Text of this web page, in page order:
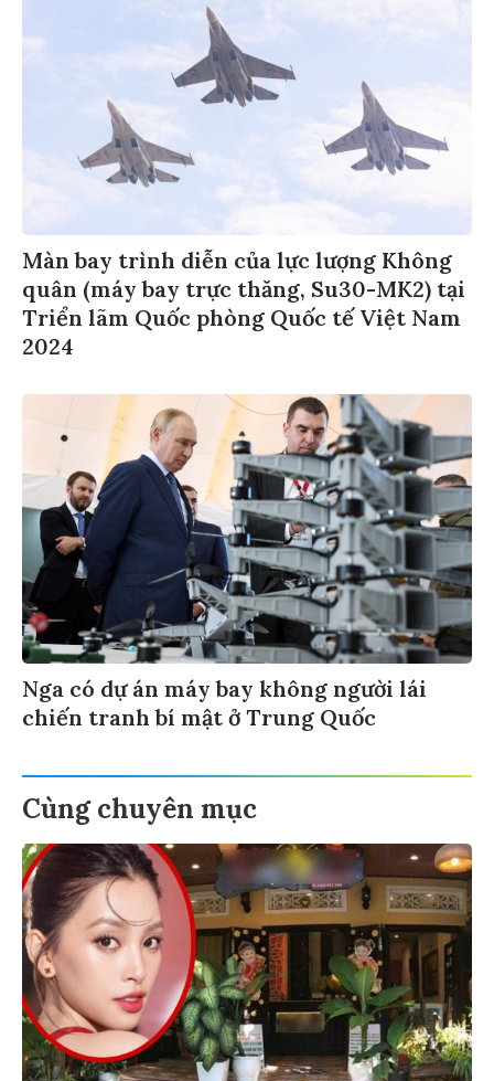
Màn bay trình diễn của lực lượng Không
quân (máy bay trực thăng, Su30-MK2) tại
Triển lãm Quốc phòng Quốc tế Việt Nam
2024
Nga có dự án máy bay không người lái
chiến tranh bí mật ở Trung Quốc
Cùng chuyên mục